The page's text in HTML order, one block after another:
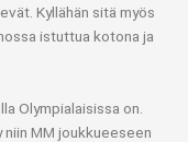
Kyllähän sitä myös
istuttua kotona ja
Olympialaisissa on.
MM joukkueeseen